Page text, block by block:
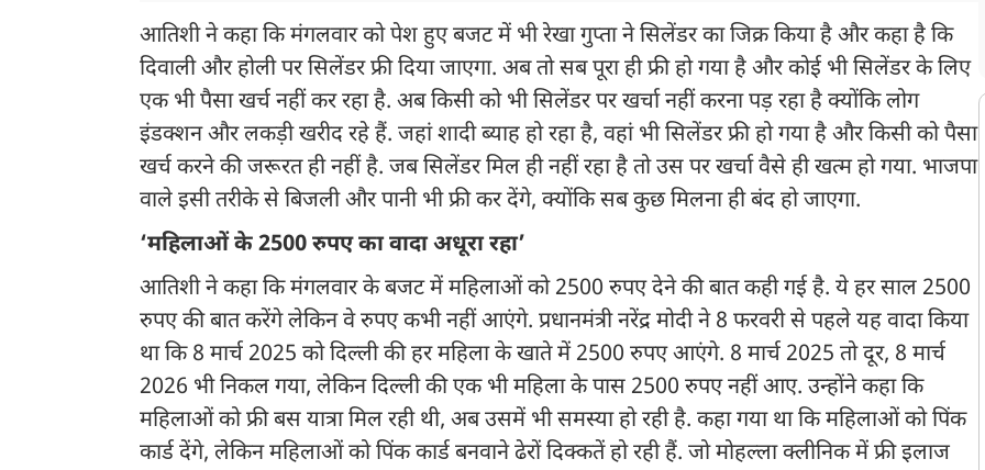
आतिशी ने कहा कि मंगलवार को पेश हुए बजट में भी रेखा गुप्ता ने सिलेंडर का जिक्र किया है और कहा है कि
दिवाली और होली पर सिलेंडर फ्री दिया जाएगा. अब तो सब पूरा ही फ्री हो गया है और कोई भी सिलेंडर के लिए
एक भी पैसा खर्च नहीं कर रहा है. अब किसी को भी सिलेंडर पर खर्चा नहीं करना पड़ रहा है क्योंकि लोग
इंडक्शन और लकड़ी खरीद रहे हैं. जहां शादी ब्याह हो रहा है, वहां भी सिलेंडर फ्री हो गया है और किसी को पैसा
खर्च करने की जरूरत ही नहीं है. जब सिलेंडर मिल ही नहीं रहा है तो उस पर खर्चा वैसे ही खत्म हो गया. भाजपा
वाले इसी तरीके से बिजली और पानी भी फ्री कर देंगे, क्योंकि सब कुछ मिलना ही बंद हो जाएगा.
‘महिलाओं के 2500 रुपए का वादा अधूरा रहा’
आतिशी ने कहा कि मंगलवार के बजट में महिलाओं को 2500 रुपए देने की बात कही गई है. ये हर साल 2500
रुपए की बात करेंगे लेकिन वे रुपए कभी नहीं आएंगे. प्रधानमंत्री नरेंद्र मोदी ने 8 फरवरी से पहले यह वादा किया
था कि 8 मार्च 2025 को दिल्ली की हर महिला के खाते में 2500 रुपए आएंगे. 8 मार्च 2025 तो दूर, 8 मार्च
2026 भी निकल गया, लेकिन दिल्ली की एक भी महिला के पास 2500 रुपए नहीं आए. उन्होंने कहा कि
महिलाओं को फ्री बस यात्रा मिल रही थी, अब उसमें भी समस्या हो रही है. कहा गया था कि महिलाओं को पिंक
कार्ड देंगे, लेकिन महिलाओं को पिंक कार्ड बनवाने ढेरों दिक्कतें हो रही हैं. जो मोहल्ला क्लीनिक में फ्री इलाज